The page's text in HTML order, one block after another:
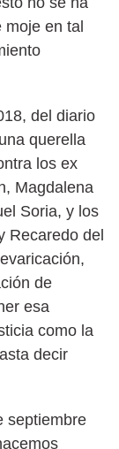
moje en tal
del diario
querella
los ex
Magdalena
Soria, y los
Recaredo del
de
esa
como la
decir
septiembre